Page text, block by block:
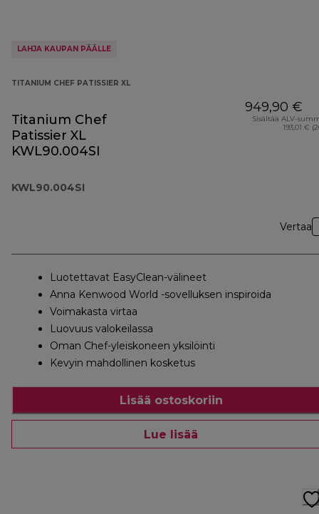
LAHJA KAUPAN PÄÄLLE
TITANIUM CHEF PATISSIER XL
Titanium Chef
Patissier XL
KWL90.004SI
KWL90.004SI
949,90 €
Sisältää ALV-
193,01 €
Vertaa
Luotettavat EasyClean-välineet
Anna Kenwood World -sovelluksen inspiroida
Voimakasta virtaa
Luovuus valokeilassa
Oman Chef-yleiskoneen yksilöinti
Kevyin mahdollinen kosketus
Lisää ostoskoriin
Lue lisää